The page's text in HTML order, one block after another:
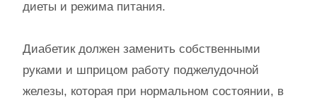
диеты и режима питания.
Диабетик должен заменить собственными
руками и шприцом работу поджелудочной
железы, которая при нормальном состоянии, в